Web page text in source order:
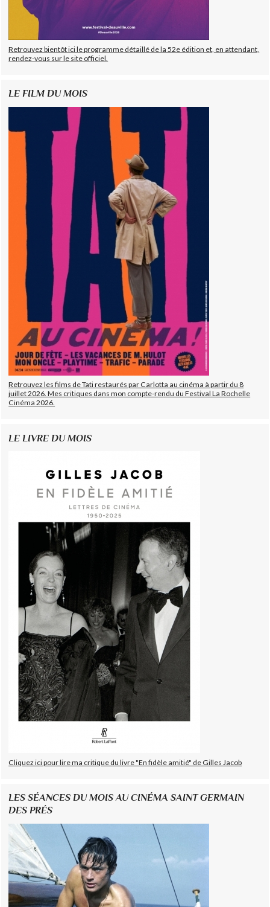
Retrouvez bientôt ici le programme détaillé de la 52e édition et, en attendant,
rendez-vous sur le site officiel.
LE FILM DU MOIS
Retrouvez les films de Tati restaurés par Carlotta au cinéma à partir du 8
juillet 2026. Mes critiques dans mon compte-rendu du Festival La Rochelle
Cinéma 2026.
LE LIVRE DU MOIS
Cliquez ici pour lire ma critique du livre "En fidèle amitié" de Gilles Jacob
LES SÉANCES DU MOIS AU CINÉMA SAINT GERMAIN
DES PRÉS